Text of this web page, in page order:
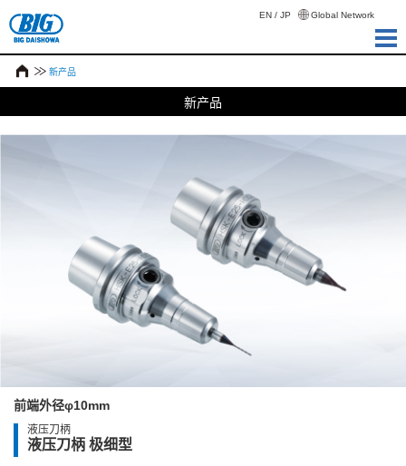
EN / JP Global Network
新产品
新产品
前端外径φ10mm
液压刀柄
液压刀柄 极细型